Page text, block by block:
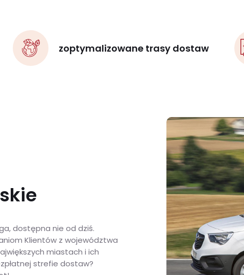
zoptymalizowane trasy dostaw
dostępna nie od dziś.
Klientów z województwa
miastach i ich
strefie dostaw?